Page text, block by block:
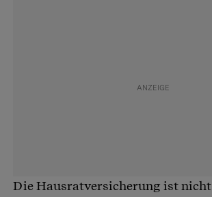
Die Hausratversicherung ist nicht